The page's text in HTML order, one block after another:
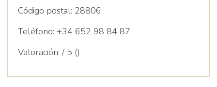
Código postal: 28806
Teléfono: +34 652 98 84 87
Valoración: / 5 ()